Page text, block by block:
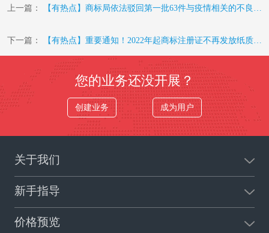
上一篇： 【有热点】商标局依法驳回第一批63件与疫情相关的不良影响商标
下一篇： 【有热点】重要通知！2022年起商标注册证不再发放纸质证书
您的业务还没开展？
创建业务 成为用户
关于我们
新手指导
价格预览